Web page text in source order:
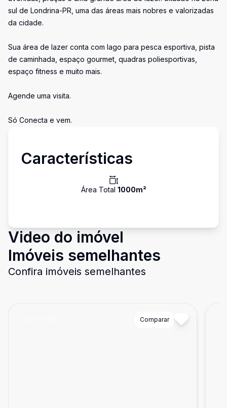
sul de Londrina-PR, uma das áreas mais nobres e valorizadas
da cidade.
Sua área de lazer conta com lago para pesca esportiva, pista
de caminhada, espaço gourmet, quadras poliesportivas,
espaço fitness e muito mais.
Agende uma visita.
Só Conecta e vem.
Características
Área Total 1000m²
Video do imóvel
Imóveis semelhantes
Confira imóveis semelhantes
Comparar